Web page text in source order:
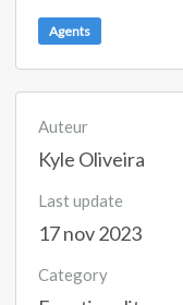
Agents
Auteur
Kyle Oliveira
Last update
17 nov 2023
Category